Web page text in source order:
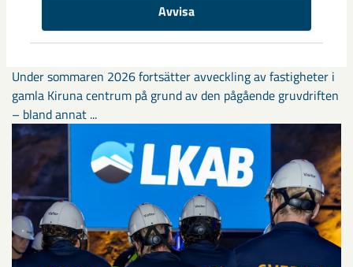
Avvisa
Sibirien-området i gamla Kiruna
centrum avvecklas under 2026
Under sommaren 2026 fortsätter avveckling av fastigheter i
gamla Kiruna centrum på grund av den pågående gruvdriften
– bland annat ...